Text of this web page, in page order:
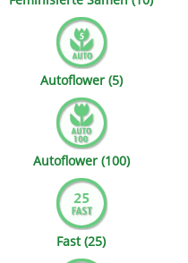
Seed Stockers
Seedy Simon
Silent Seeds
Söllner - Vadda's
Strain Hunters
Sumo Seeds
Autoflower (5)
Autoflower (100)
Fast (25)